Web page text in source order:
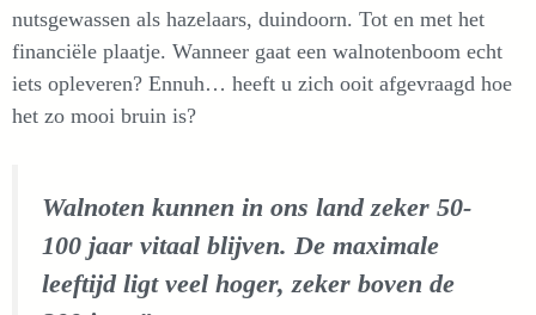
nutsgewassen als hazelaars, duindoorn. Tot en met het
financiële plaatje. Wanneer gaat een walnotenboom echt
iets opleveren? Ennuh… heeft u zich ooit afgevraagd hoe
het zo mooi bruin is?
Walnoten kunnen in ons land zeker 50-
100 jaar vitaal blijven. De maximale
leeftijd ligt veel hoger, zeker boven de